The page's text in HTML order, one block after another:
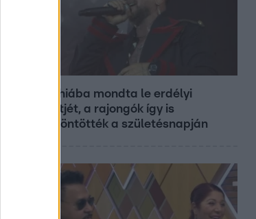
Majka hiába mondta le erdélyi
koncertjét, a rajongók így is
felköszöntötték a születésnapján